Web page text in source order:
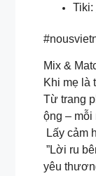
Tiki:
Mix &
Khi mẹ là
Từ trang
ộng – mỗi
Lấy
”Lời ru
yêu